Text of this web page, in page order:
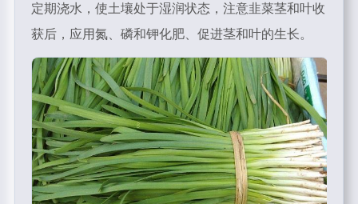
定期浇水，使土壤处于湿润状态，注意韭菜茎和叶收
获后，应用氮、磷和钾化肥、促进茎和叶的生长。